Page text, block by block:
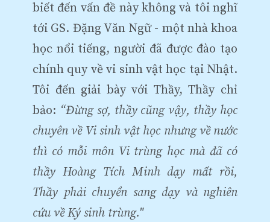
biết đến vấn đề này không và tôi nghĩ
tới GS. Đặng Văn Ngữ - một nhà khoa
học nổi tiếng, người đã được đào tạo
chính quy về vi sinh vật học tại Nhật.
Tôi đến giải bày với Thầy, Thầy chỉ
bảo: “Đừng sợ, thầy cũng vậy, thầy học
chuyên về Vi sinh vật học nhưng về nước
thì có mỗi môn Vi trùng học mà đã có
thầy Hoàng Tích Minh dạy mất rồi,
Thầy phải chuyển sang dạy và nghiên
cứu về Ký sinh trùng."